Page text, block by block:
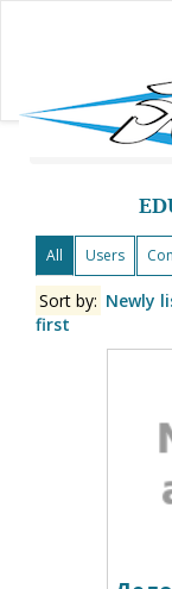
Hobies For Sale
All Users
Sort by: Newly
first